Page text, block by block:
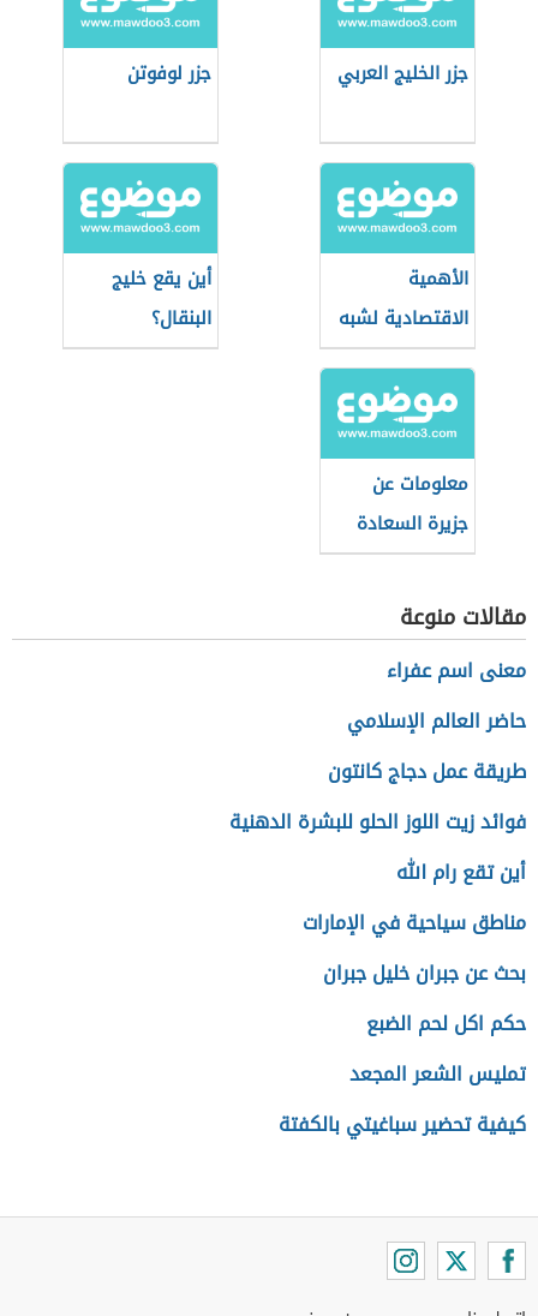
جزر الخليج العربي جزر لوفوتن
الأهمية
الاقتصادية لشبه
جزيرة سيناء
أين يقع خليج
البنقال؟
معلومات عن
جزيرة السعادة
مقالات منوعة
معنى اسم عفراء
حاضر العالم الإسلامي
طريقة عمل دجاج كانتون
فوائد زيت اللوز الحلو للبشرة الدهنية
أين تقع رام الله
مناطق سياحية في الإمارات
بحث عن جبران خليل جبران
حكم اكل لحم الضبع
تمليس الشعر المجعد
كيفية تحضير سباغيتي بالكفتة